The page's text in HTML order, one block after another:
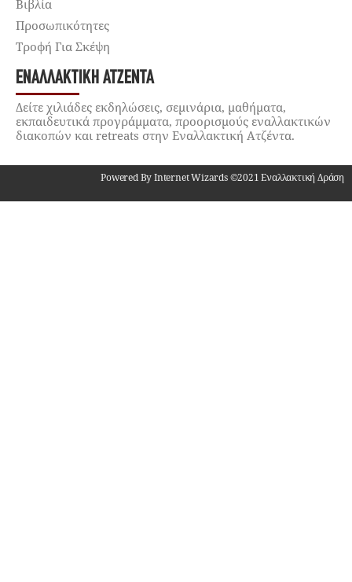
Βιβλία
Προσωπικότητες
Τροφή Για Σκέψη
ΕΝΑΛΛΑΚΤΙΚΉ ΑΤΖΈΝΤΑ
Δείτε χιλιάδες εκδηλώσεις, σεμινάρια, μαθήματα,
εκπαιδευτικά προγράμματα, προορισμούς εναλλακτικών
διακοπών και retreats στην Εναλλακτική Ατζέντα.
Powered By Internet Wizards ©2021 Εναλλακτική Δράση